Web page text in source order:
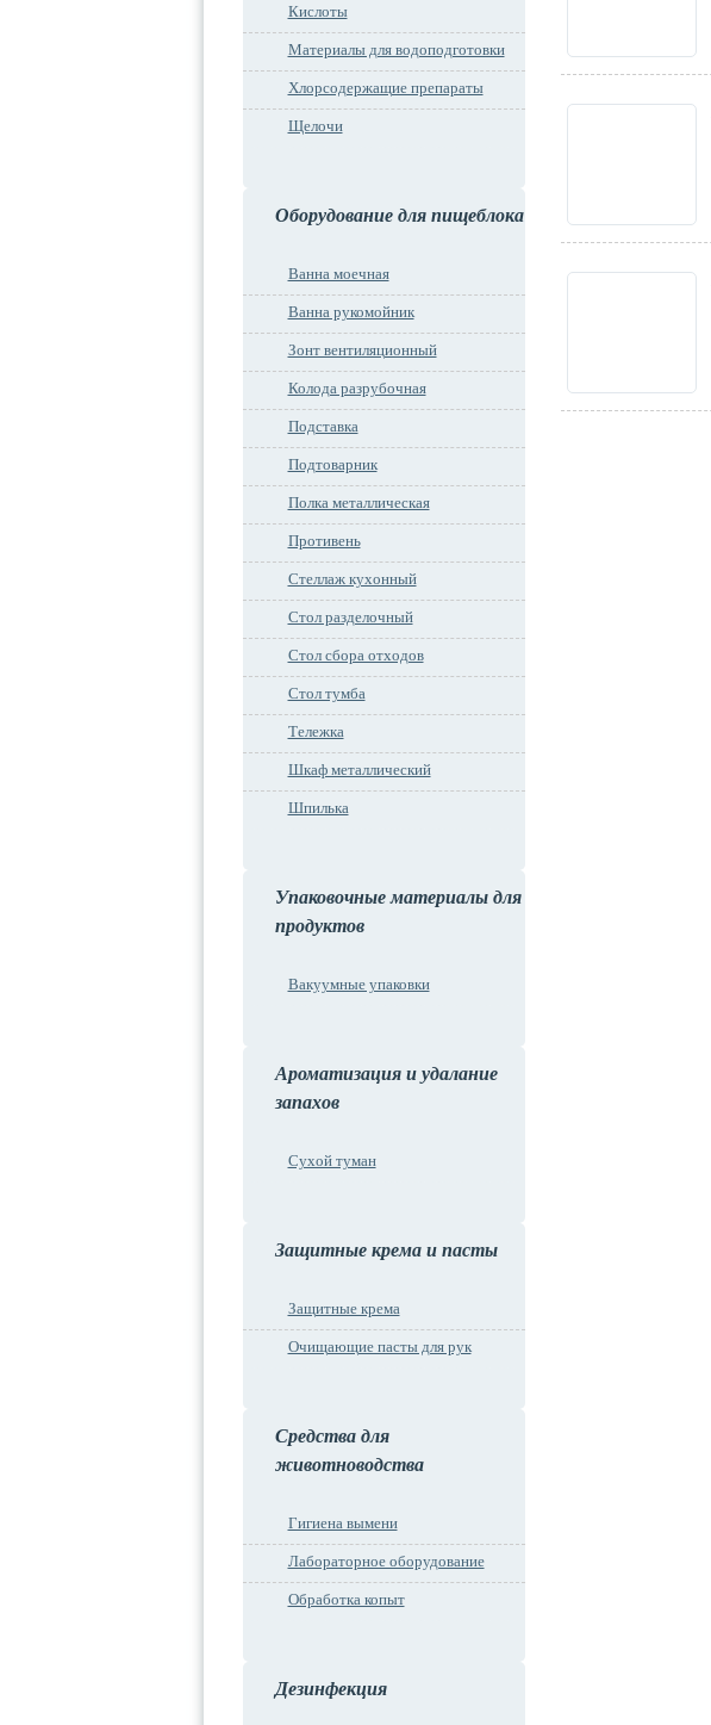
Кислоты
Материалы для водоподготовки
Хлорсодержащие препараты
Щелочи
Оборудование для пищеблока
Ванна моечная
Ванна рукомойник
Зонт вентиляционный
Колода разрубочная
Подставка
Подтоварник
Полка металлическая
Противень
Стеллаж кухонный
Стол разделочный
Стол сбора отходов
Стол тумба
Тележка
Шкаф металлический
Шпилька
Упаковочные материалы для
продуктов
Вакуумные упаковки
Ароматизация и удалание
запахов
Сухой туман
Защитные крема и пасты
Защитные крема
Очищающие пасты для рук
Средства для
животноводства
Гигиена вымени
Лабораторное оборудование
Обработка копыт
Дезинфекция